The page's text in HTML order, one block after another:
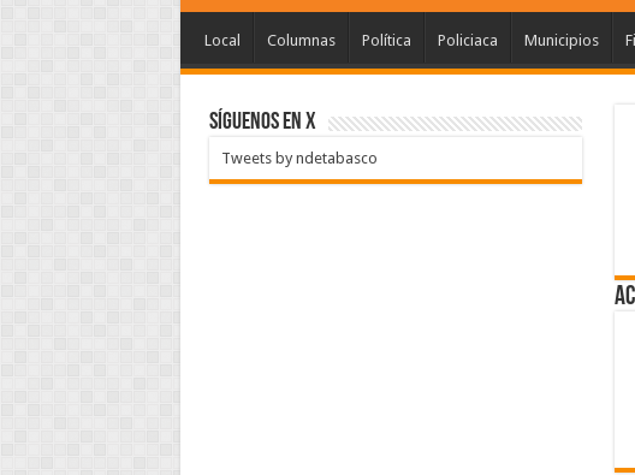
Local Columnas Política Policiaca Municipios
SÍGUENOS EN X
Tweets by ndetabasco